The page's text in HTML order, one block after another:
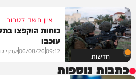
חדשות
אין חשד לטרור
כוחות הוקפצו
עוכבו
09:12
06/08/26יענקי
כתבות נוספות